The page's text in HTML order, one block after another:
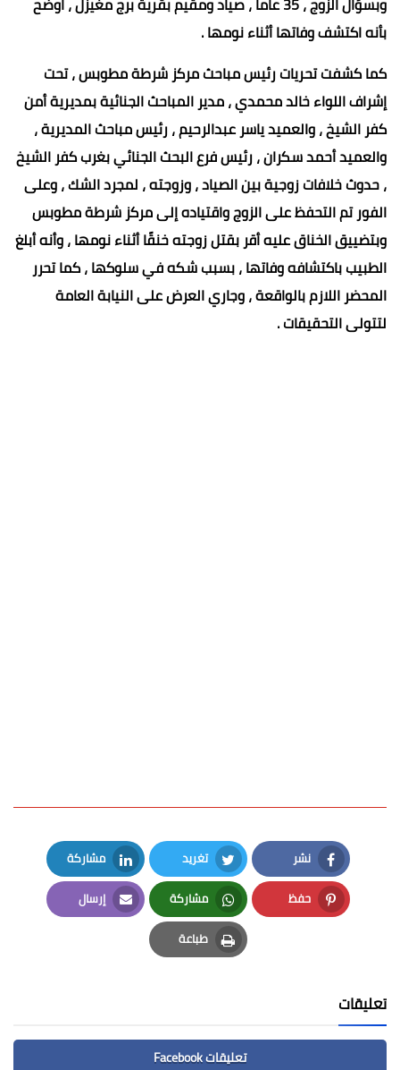
بأنه اكتشف وفاتها أثناء نومها .
كما كشفت تحريات رئيس مباحث مركز شرطة مطوبس ، تحت
إشراف اللواء خالد محمدي ، مدير المباحث الجنائية بمديرية أمن
كفر الشيخ ، والعميد ياسر عبدالرحيم ، رئيس مباحث المديرية ،
والعميد أحمد سكران ، رئيس فرع البحث الجنائي بغرب كفر الشيخ
، حدوث خلافات زوجية بين الصياد ، وزوجته ، لمجرد الشك ، وعلى
الفور تم التحفظ على الزوج واقتياده إلى مركز شرطة مطوبس
وبتضييق الخناق عليه أقر بقتل زوجته خنقًا أثناء نومها ، وأنه أبلغ
الطبيب باكتشافه وفاتها ، بسبب شكه في سلوكها ، كما تحرر
المحضر اللازم بالواقعة ، وجاري العرض على النيابة العامة
لتتولى التحقيقات .
نشر
Facebook
تغريد
Twitter
مشاركة
LinkedIn
حفظ
Pinterest
مشاركة
Whatsapp
إرسال
Email
طباعة
Print
تعليقات
تعليقات Facebook